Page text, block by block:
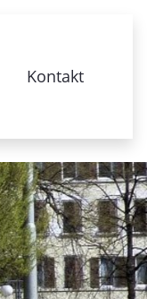
Kontakt